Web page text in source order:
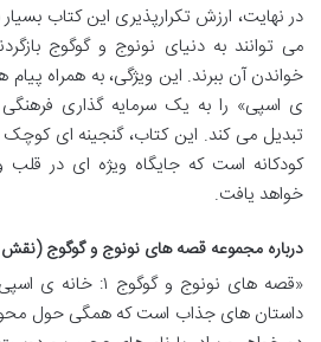
در نهایت، ارزش تکرارپذیری این کتاب بسیار
می توانند به دنیای نونوج و گوگوج
خواندن آن ببرند. این ویژگی، به همراه پیام
ی اسپی» را به یک سرمایه گذاری فرهنگی
تبدیل می کند. این کتاب، گنجینه ای
کودکانه است که جایگاه ویژه ای در قلب
خواهد یافت.
درباره مجموعه قصه های نونوج و گوگوج
«قصه های نونوج و
داستان های جذاب است که همگی حول